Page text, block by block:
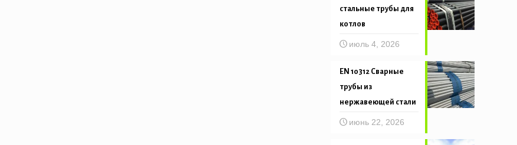
стальные трубы для
котлов
июль 4, 2026
EN 10312 Сварные
трубы из
нержавеющей стали
июнь 22, 2026